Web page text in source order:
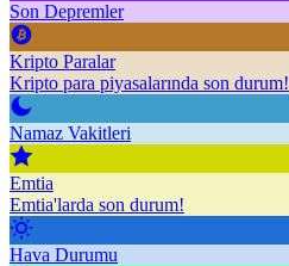
Son Depremler
Kripto Paralar
Kripto para piyasalarında son durum!
Namaz Vakitleri
Emtia
Emtia'larda son durum!
Hava Durumu